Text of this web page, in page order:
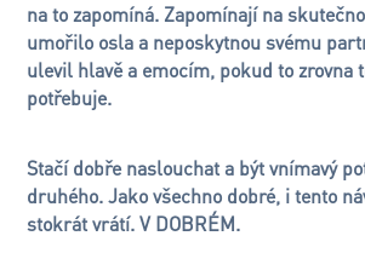
na to zapomíná. Zapomínají na
umořilo osla a neposkytnou svému
ulevil hlavě a emocím, pokud to zrovna
potřebuje.
Stačí dobře naslouchat a být vnímavý
druhého. Jako všechno dobré, i tento
stokrát vrátí. V DOBRÉM.